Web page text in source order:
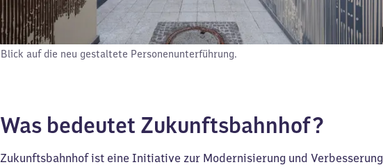
Blick auf die neu gestaltete Personenunterführung.
Was bedeutet Zukunftsbahnhof?
Zukunftsbahnhof ist eine Initiative zur Modernisierung und Verbesserung